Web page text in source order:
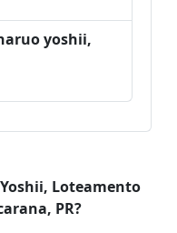
yoshii,
Loteamento
PR?